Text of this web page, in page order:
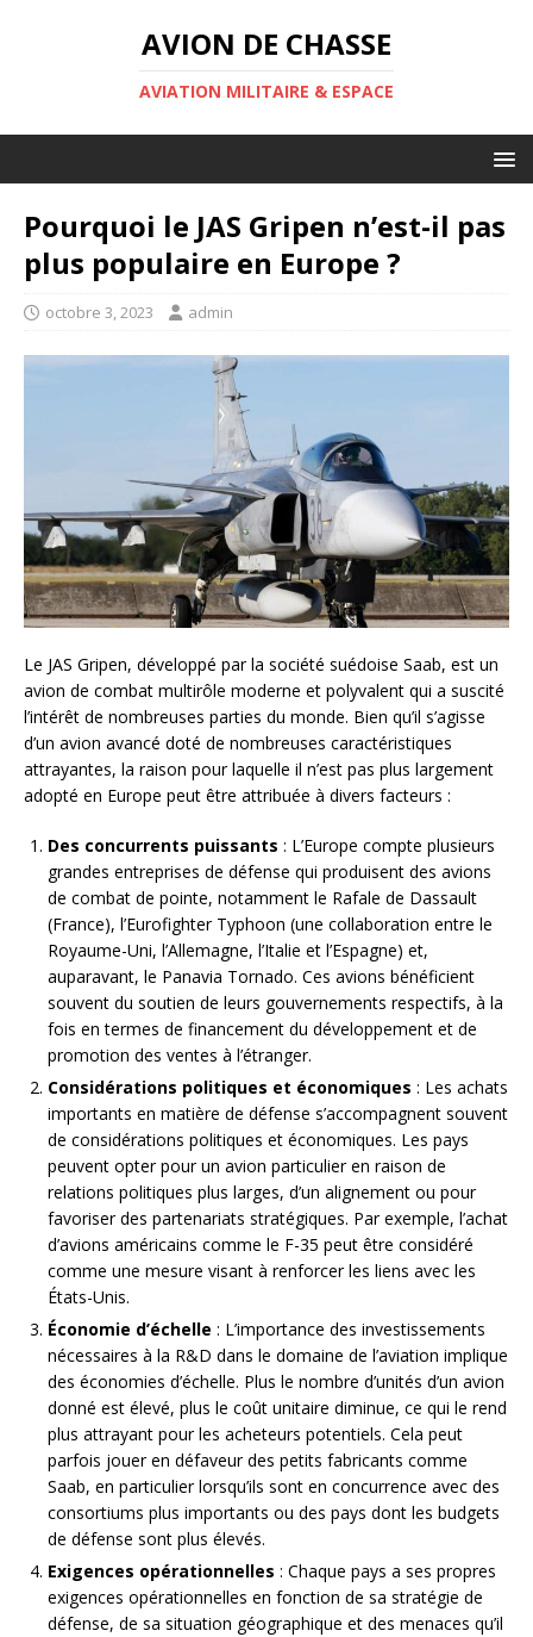
AVION DE CHASSE
AVIATION MILITAIRE & ESPACE
Pourquoi le JAS Gripen n’est-il pas
plus populaire en Europe ?
octobre 3, 2023 admin
Le JAS Gripen, développé par la société suédoise Saab, est un
avion de combat multirôle moderne et polyvalent qui a suscité
l’intérêt de nombreuses parties du monde. Bien qu’il s’agisse
d’un avion avancé doté de nombreuses caractéristiques
attrayantes, la raison pour laquelle il n’est pas plus largement
adopté en Europe peut être attribuée à divers facteurs :
Des concurrents puissants : L’Europe compte plusieurs
grandes entreprises de défense qui produisent des avions
de combat de pointe, notamment le Rafale de Dassault
(France), l’Eurofighter Typhoon (une collaboration entre le
Royaume-Uni, l’Allemagne, l’Italie et l’Espagne) et,
auparavant, le Panavia Tornado. Ces avions bénéficient
souvent du soutien de leurs gouvernements respectifs, à la
fois en termes de financement du développement et de
promotion des ventes à l’étranger.
Considérations politiques et économiques : Les achats
importants en matière de défense s’accompagnent souvent
de considérations politiques et économiques. Les pays
peuvent opter pour un avion particulier en raison de
relations politiques plus larges, d’un alignement ou pour
favoriser des partenariats stratégiques. Par exemple, l’achat
d’avions américains comme le F-35 peut être considéré
comme une mesure visant à renforcer les liens avec les
États-Unis.
Économie d’échelle : L’importance des investissements
nécessaires à la R&D dans le domaine de l’aviation implique
des économies d’échelle. Plus le nombre d’unités d’un avion
donné est élevé, plus le coût unitaire diminue, ce qui le rend
plus attrayant pour les acheteurs potentiels. Cela peut
parfois jouer en défaveur des petits fabricants comme
Saab, en particulier lorsqu’ils sont en concurrence avec des
consortiums plus importants ou des pays dont les budgets
de défense sont plus élevés.
Exigences opérationnelles : Chaque pays a ses propres
exigences opérationnelles en fonction de sa stratégie de
défense, de sa situation géographique et des menaces qu’il